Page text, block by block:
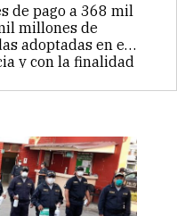
de pago a 368 mil
millones de
adoptadas en el
y con la finalidad